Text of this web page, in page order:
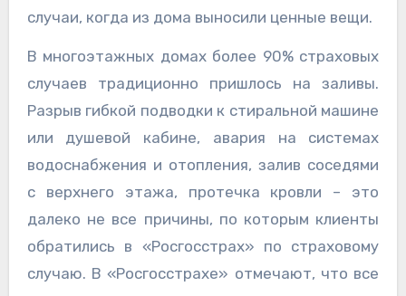
случаи, когда из дома выносили ценные вещи.
В многоэтажных домах более 90% страховых
случаев традиционно пришлось на заливы.
Разрыв гибкой подводки к стиральной машине
или душевой кабине, авария на системах
водоснабжения и отопления, залив соседями
с верхнего этажа, протечка кровли – это
далеко не все причины, по которым клиенты
обратились в «Росгосстрах» по страховому
случаю. В «Росгосстрахе» отмечают, что все